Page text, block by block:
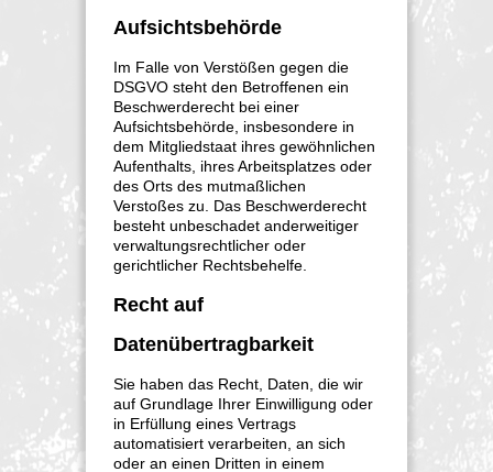
Aufsichtsbehörde
Im Falle von Verstößen gegen die
DSGVO steht den Betroffenen ein
Beschwerderecht bei einer
Aufsichtsbehörde, insbesondere in
dem Mitgliedstaat ihres gewöhnlichen
Aufenthalts, ihres Arbeitsplatzes oder
des Orts des mutmaßlichen
Verstoßes zu. Das Beschwerderecht
besteht unbeschadet anderweitiger
verwaltungsrechtlicher oder
gerichtlicher Rechtsbehelfe.
Recht auf
Datenübertragbarkeit
Sie haben das Recht, Daten, die wir
auf Grundlage Ihrer Einwilligung oder
in Erfüllung eines Vertrags
automatisiert verarbeiten, an sich
oder an einen Dritten in einem